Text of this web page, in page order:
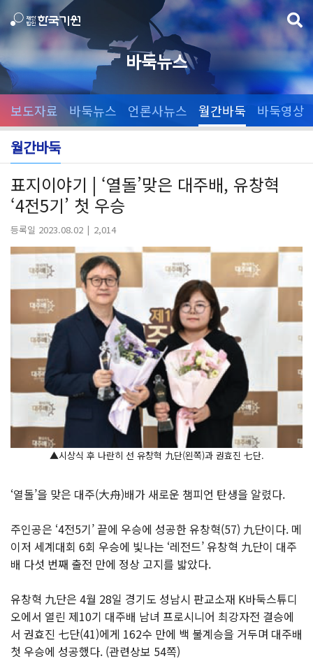
바둑뉴스
보도자료 바둑뉴스 언론사뉴스 월간바둑 바둑영상
월간바둑
표지이야기 | ‘열돌’맞은 대주배, 유창혁
‘4전5기’ 첫 우승
등록일 2023.08.02 2,014
▲시상식 후 나란히 선 유창혁 九단(왼쪽)과 권효진 七단.
‘열돌’을 맞은 대주(大舟)배가 새로운 챔피언 탄생을 알렸다.
주인공은 ‘4전5기’ 끝에 우승에 성공한 유창혁(57) 九단이다. 메
이저 세계대회 6회 우승에 빛나는 ‘레전드’ 유창혁 九단이 대주
배 다섯 번째 출전 만에 정상 고지를 밟았다.
유창혁 九단은 4월 28일 경기도 성남시 판교소재 K바둑스튜디
오에서 열린 제10기 대주배 남녀 프로시니어 최강자전 결승에
서 권효진 七단(41)에게 162수 만에 백 불계승을 거두며 대주배
첫 우승에 성공했다. (관련상보 54쪽)